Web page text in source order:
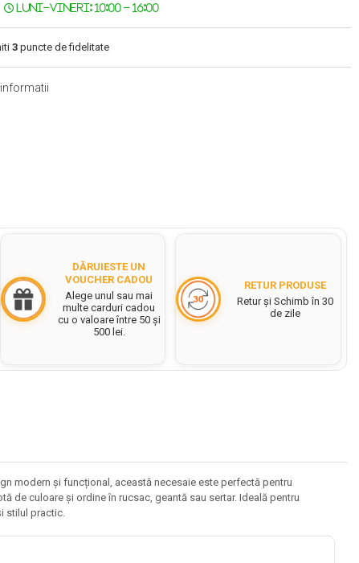
3 puncte de fidelitate
informatii
DĂRUIESTE UN
VOUCHER CADOU
Alege unul sau mai
multe carduri cadou
cu o valoare între 50 și
500 lei.
RETUR PRODUSE
Retur și Schimb în 30
de zile
modern și funcțional, această necesaie este perfectă pentru
de culoare și ordine în rucsac, geantă sau sertar. Ideală pentru
stilul practic.